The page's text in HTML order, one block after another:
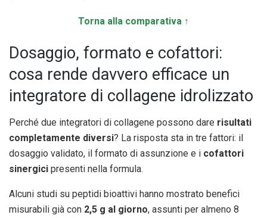
Torna alla comparativa ↑
Dosaggio, formato e cofattori:
cosa rende davvero efficace un
integratore di collagene idrolizzato
Perché due integratori di collagene possono dare risultati
completamente diversi? La risposta sta in tre fattori: il
dosaggio validato, il formato di assunzione e i cofattori
sinergici presenti nella formula.
Alcuni studi su peptidi bioattivi hanno mostrato benefici
misurabili già con 2,5 g al giorno, assunti per almeno 8